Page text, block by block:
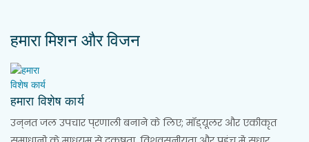
हमारा मिशन और विजन
हमारा विशेष कार्य
उन्नत जल उपचार प्रणाली बनाने के लिए; मॉड्यूलर और एकीकृत